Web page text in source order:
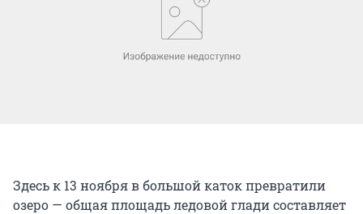
Здесь к 13 ноября в большой каток превратили
озеро — общая площадь ледовой глади составляет